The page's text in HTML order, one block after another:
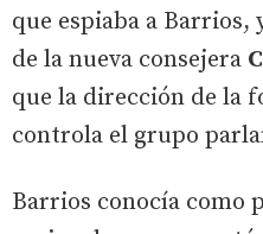
que espiaba a Barrios,
de la nueva consejera
que la dirección de la
controla el grupo
Barrios conocía como